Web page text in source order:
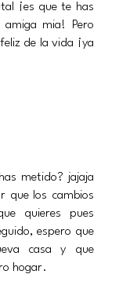
¡es que te has
mia! Pero
de la vida ¡ya
metido? jajaja
que los cambios
quieres pues
espero que
casa y que
hogar.